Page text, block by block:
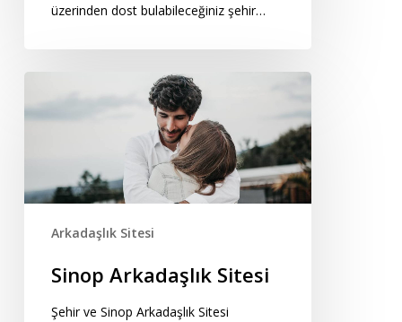
üzerinden dost bulabileceğiniz şehir…
Arkadaşlık
Arkadaşlık Sitesi
Sinop Arkadaşlık Sitesi
Şehir ve Sinop Arkadaşlık Sitesi